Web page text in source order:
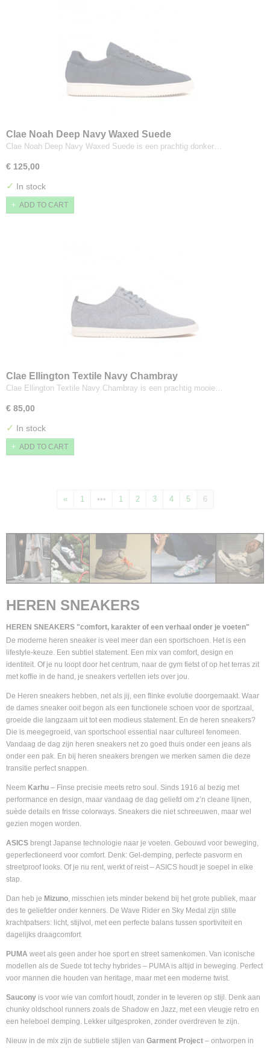
Clae Noah Deep Navy Waxed Suede
Clae Noah Deep Navy Waxed Suede is een prachtig donker…
€ 125,00
✓ In stock
ADD TO CART
Clae Ellington Textile Navy Chambray
Clae Ellington Textile Navy Chambray is een prachtig mooie…
€ 85,00
✓ In stock
ADD TO CART
« 1 ••• 1 2 3 4 5 6
HEREN SNEAKERS
HEREN SNEAKERS "comfort, karakter of een verhaal onder je voeten"
De moderne heren sneaker is veel meer dan een sportschoen. Het is een
lifestyle-keuze. Een subtiel statement. Een mix van comfort, design en
identiteit. Of je nu loopt door het centrum, naar de gym fietst of op het terras zit
met koffie in de hand, je sneakers vertellen iets over jou.
De Heren sneakers hebben, net als jij, een flinke evolutie doorgemaakt. Waar
de dames sneaker ooit begon als een functionele schoen voor de sportzaal,
groeide die langzaam uit tot een modieus statement. En de heren sneakers?
Die is meegegroeid, van sportschool essential naar cultureel fenomeen.
Vandaag de dag zijn heren sneakers net zo goed thuis onder een jeans als
onder een pak. En bij heren sneakers brengen we merken samen die deze
transitie perfect snappen.
Neem Karhu – Finse precisie meets retro soul. Sinds 1916 al bezig met
performance en design, maar vandaag de dag geliefd om z’n cleane lijnen,
suède details en frisse colorways. Sneakers die niet schreeuwen, maar wel
gezien mogen worden.
ASICS brengt Japanse technologie naar je voeten. Gebouwd voor beweging,
geperfectioneerd voor comfort. Denk: Gel-demping, perfecte pasvorm en
streetproof looks. Of je nu rent, werkt of reist – ASICS houdt je soepel in elke
stap.
Dan heb je Mizuno, misschien iets minder bekend bij het grote publiek, maar
des te geliefder onder kenners. De Wave Rider en Sky Medal zijn stille
krachtpatsers: licht, stijlvol, met een perfecte balans tussen sportiviteit en
dagelijks draagcomfort.
PUMA weet als geen ander hoe sport en street samenkomen. Van iconische
modellen als de Suede tot techy hybrides – PUMA is altijd in beweging. Perfect
voor mannen die houden van heritage, maar met een moderne twist.
Saucony is voor wie van comfort houdt, zonder in te leveren op stijl. Denk aan
chunky oldschool runners zoals de Shadow en Jazz, met een vleugje retro en
een heleboel demping. Lekker uitgesproken, zonder overdreven te zijn.
Nieuw in de mix zijn de subtiele stijlen van Garment Project – ontworpen in